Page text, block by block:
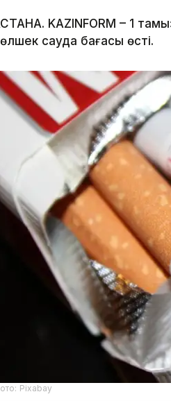
KAZINFORM – 1
сауда бағасы өсті.
Pixabay